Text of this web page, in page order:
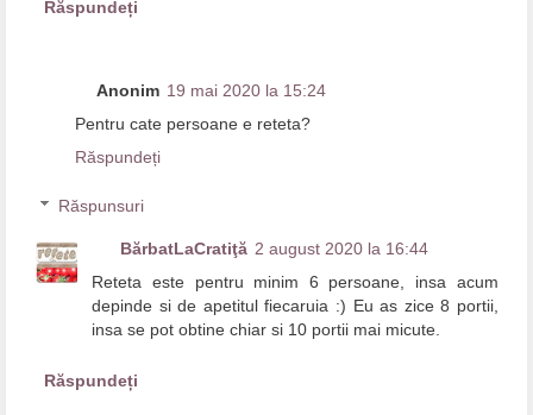
Răspundeți
Anonim 19 mai 2020 la 15:24
Pentru cate persoane e reteta?
Răspundeți
Răspunsuri
BărbatLaCratiţă 2 august 2020 la 16:44
Reteta este pentru minim 6 persoane, insa acum
depinde si de apetitul fiecaruia :) Eu as zice 8 portii,
insa se pot obtine chiar si 10 portii mai micute.
Răspundeți